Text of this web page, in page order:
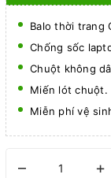
Balo thời trang
Chống sốc
Chuột không
Miến lót chuột.
Miễn phí vệ
– +